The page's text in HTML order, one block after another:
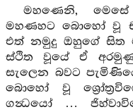
මහණෙනි,
මහණහට බොහෝ වූ
එත් නමුදු ඔහුගේ සිත
ස්ථිත වූයේ ඒ
සැලෙන බවට
බොහෝ වූ
ගන්‍ධයෝ …